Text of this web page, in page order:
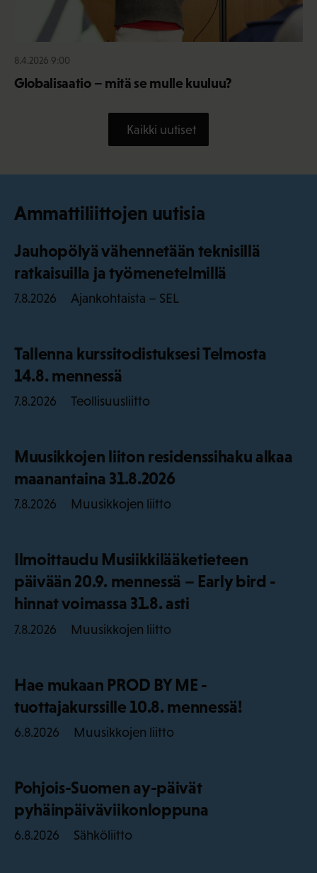
8.4.2026 9:00
Globalisaatio – mitä se mulle kuuluu?
Kaikki uutiset
Ammattiliittojen uutisia
Jauhopölyä vähennetään teknisillä
ratkaisuilla ja työmenetelmillä
7.8.2026 Ajankohtaista – SEL
Tallenna kurssitodistuksesi Telmosta
14.8. mennessä
7.8.2026 Teollisuusliitto
Muusikkojen liiton residenssihaku alkaa
maanantaina 31.8.2026
7.8.2026 Muusikkojen liitto
Ilmoittaudu Musiikkilääketieteen
päivään 20.9. mennessä – Early bird -
hinnat voimassa 31.8. asti
7.8.2026 Muusikkojen liitto
Hae mukaan PROD BY ME -
tuottajakurssille 10.8. mennessä!
6.8.2026 Muusikkojen liitto
Pohjois-Suomen ay-päivät
pyhäinpäiväviikonloppuna
6.8.2026 Sähköliitto